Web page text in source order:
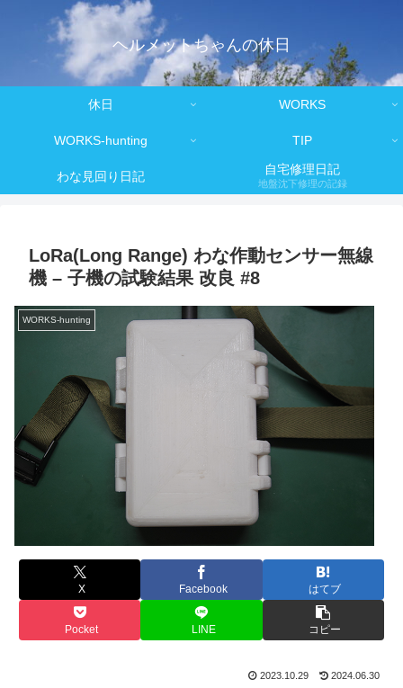
ヘルメットちゃんの休日
休日 WORKS
WORKS-hunting TIP
わな見回り日記 自宅修理日記
地盤沈下修理の記録
LoRa(Long Range) わな作動センサー無線
機 – 子機の試験結果 改良 #8
WORKS-hunting
X Facebook はてブ
Pocket LINE コピー
2023.10.29 2024.06.30